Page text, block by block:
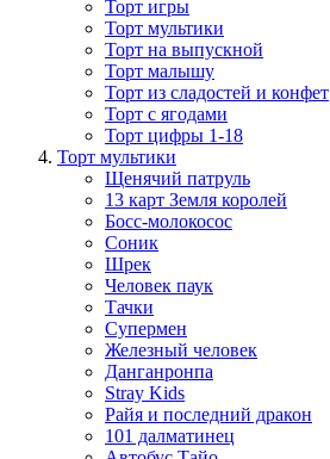
Торт игры
Торт мультики
Торт на выпускной
Торт малышу
Торт из сладостей и конфет
Торт с ягодами
Торт цифры 1-18
Торт мультики
Щенячий патруль
13 карт Земля королей
Босс-молокосос
Соник
Шрек
Человек паук
Тачки
Супермен
Железный человек
Данганронпа
Stray Kids
Райя и последний дракон
101 далматинец